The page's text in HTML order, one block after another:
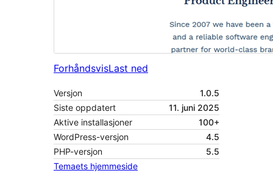
ForhåndsvisLast ned
Versjon
1.0.5
Siste oppdatert
11. juni 2025
Aktive installasjoner
100+
WordPress-versjon
4.5
PHP-versjon
5.5
Temaets hjemmeside